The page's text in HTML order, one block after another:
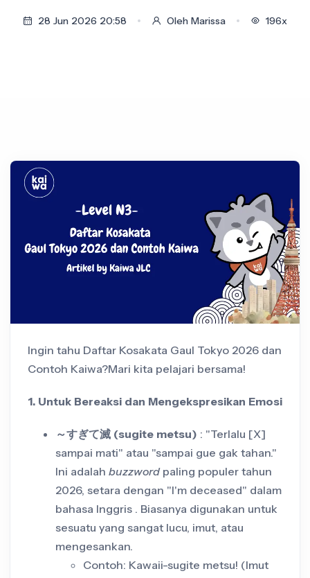
28 Jun 2026 20:58 Oleh Marissa 196x
Ingin tahu Daftar Kosakata Gaul Tokyo 2026 dan
Contoh Kaiwa?Mari kita pelajari bersama!
1. Untuk Bereaksi dan Mengekspresikan Emosi
～すぎて滅 (sugite metsu) : "Terlalu [X]
sampai mati" atau "sampai gue gak tahan."
Ini adalah buzzwordpaling populer tahun
2026, setara dengan "I'm deceased" dalam
bahasa Inggris . Biasanya digunakan untuk
sesuatu yang sangat lucu, imut, atau
mengesankan.
Contoh: Kawaii-sugite metsu! (Imut